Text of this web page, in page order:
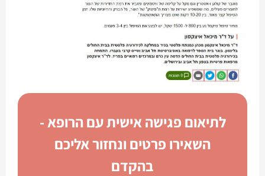
לתיאום פגישה אישית עם הרופא -
השאירו פרטים ונחזור אליכם
בהקדם